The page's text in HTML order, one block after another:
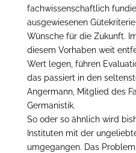
fachwissenschaftlich
ausgewiesenen
Wünsche für die Zukunft.
diesem Vorhaben weit
Wert legen, führen
das passiert in den
Angermann, Mitglied des
Germanistik.
So oder so ähnlich wird
Instituten mit der
umgegangen. Das